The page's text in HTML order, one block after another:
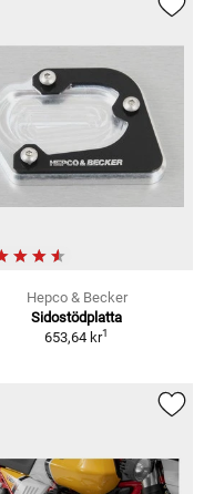
Hepco & Becker
Sidostödplatta
653,64 kr1